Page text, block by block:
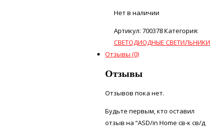
Нет в наличии
Артикул: 700378Категория:
СВЕТОДИОДНЫЕ СВЕТИЛЬНИКИ
Отзывы (0)
Отзывы
Отзывов пока нет.
Будьте первым, кто оставил
отзыв на “ASD/in Home св-к св/д